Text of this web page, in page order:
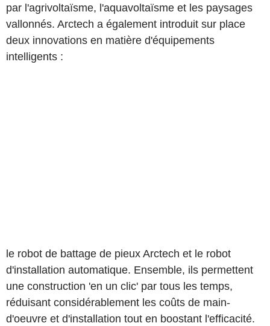
par l'agrivoltaïsme, l'aquavoltaïsme et les paysages
vallonnés. Arctech a également introduit sur place
deux innovations en matière d'équipements
intelligents :
le robot de battage de pieux Arctech et le robot
d'installation automatique. Ensemble, ils permettent
une construction 'en un clic' par tous les temps,
réduisant considérablement les coûts de main-
d'oeuvre et d'installation tout en boostant l'efficacité.